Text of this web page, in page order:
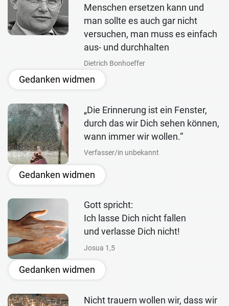
Menschen ersetzen kann und
man sollte es auch gar nicht
versuchen, man muss es einfach
aus- und durchhalten
Dietrich Bonhoeffer
Gedanken widmen
„Die Erinnerung ist ein Fenster,
durch das wir Dich sehen können,
wann immer wir wollen.“
Verfasser/in unbekannt
Gedanken widmen
Gott spricht:
Ich lasse Dich nicht fallen
und verlasse Dich nicht!
Josua 1,5
Gedanken widmen
Nicht trauern wollen wir, dass wir